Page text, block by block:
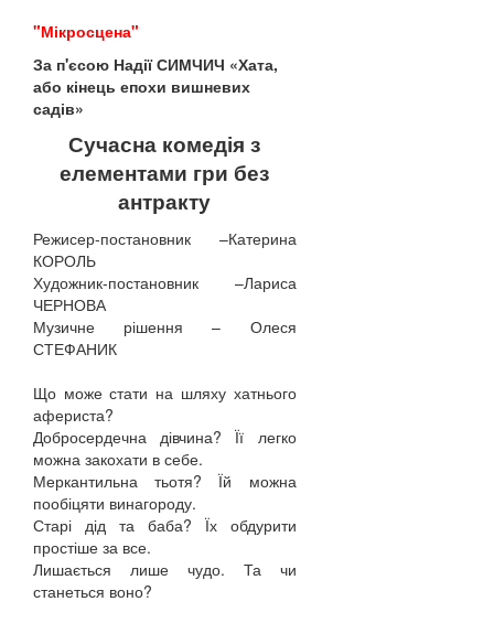
"Мікросцена"
За п'єсою Надії СИМЧИЧ «Хата,
або кінець епохи вишневих
садів»
Сучасна комедія з
елементами гри без
антракту
Режисер-постановник –Катерина
КОРОЛЬ
Художник-постановник –Лариса
ЧЕРНОВА
Музичне рішення – Олеся
СТЕФАНИК
Що може стати на шляху хатнього
афериста?
Добросердечна дівчина? Її легко
можна закохати в себе.
Меркантильна тьотя? Їй можна
пообіцяти винагороду.
Старі дід та баба? Їх обдурити
простіше за все.
Лишається лише чудо. Та чи
станеться воно?